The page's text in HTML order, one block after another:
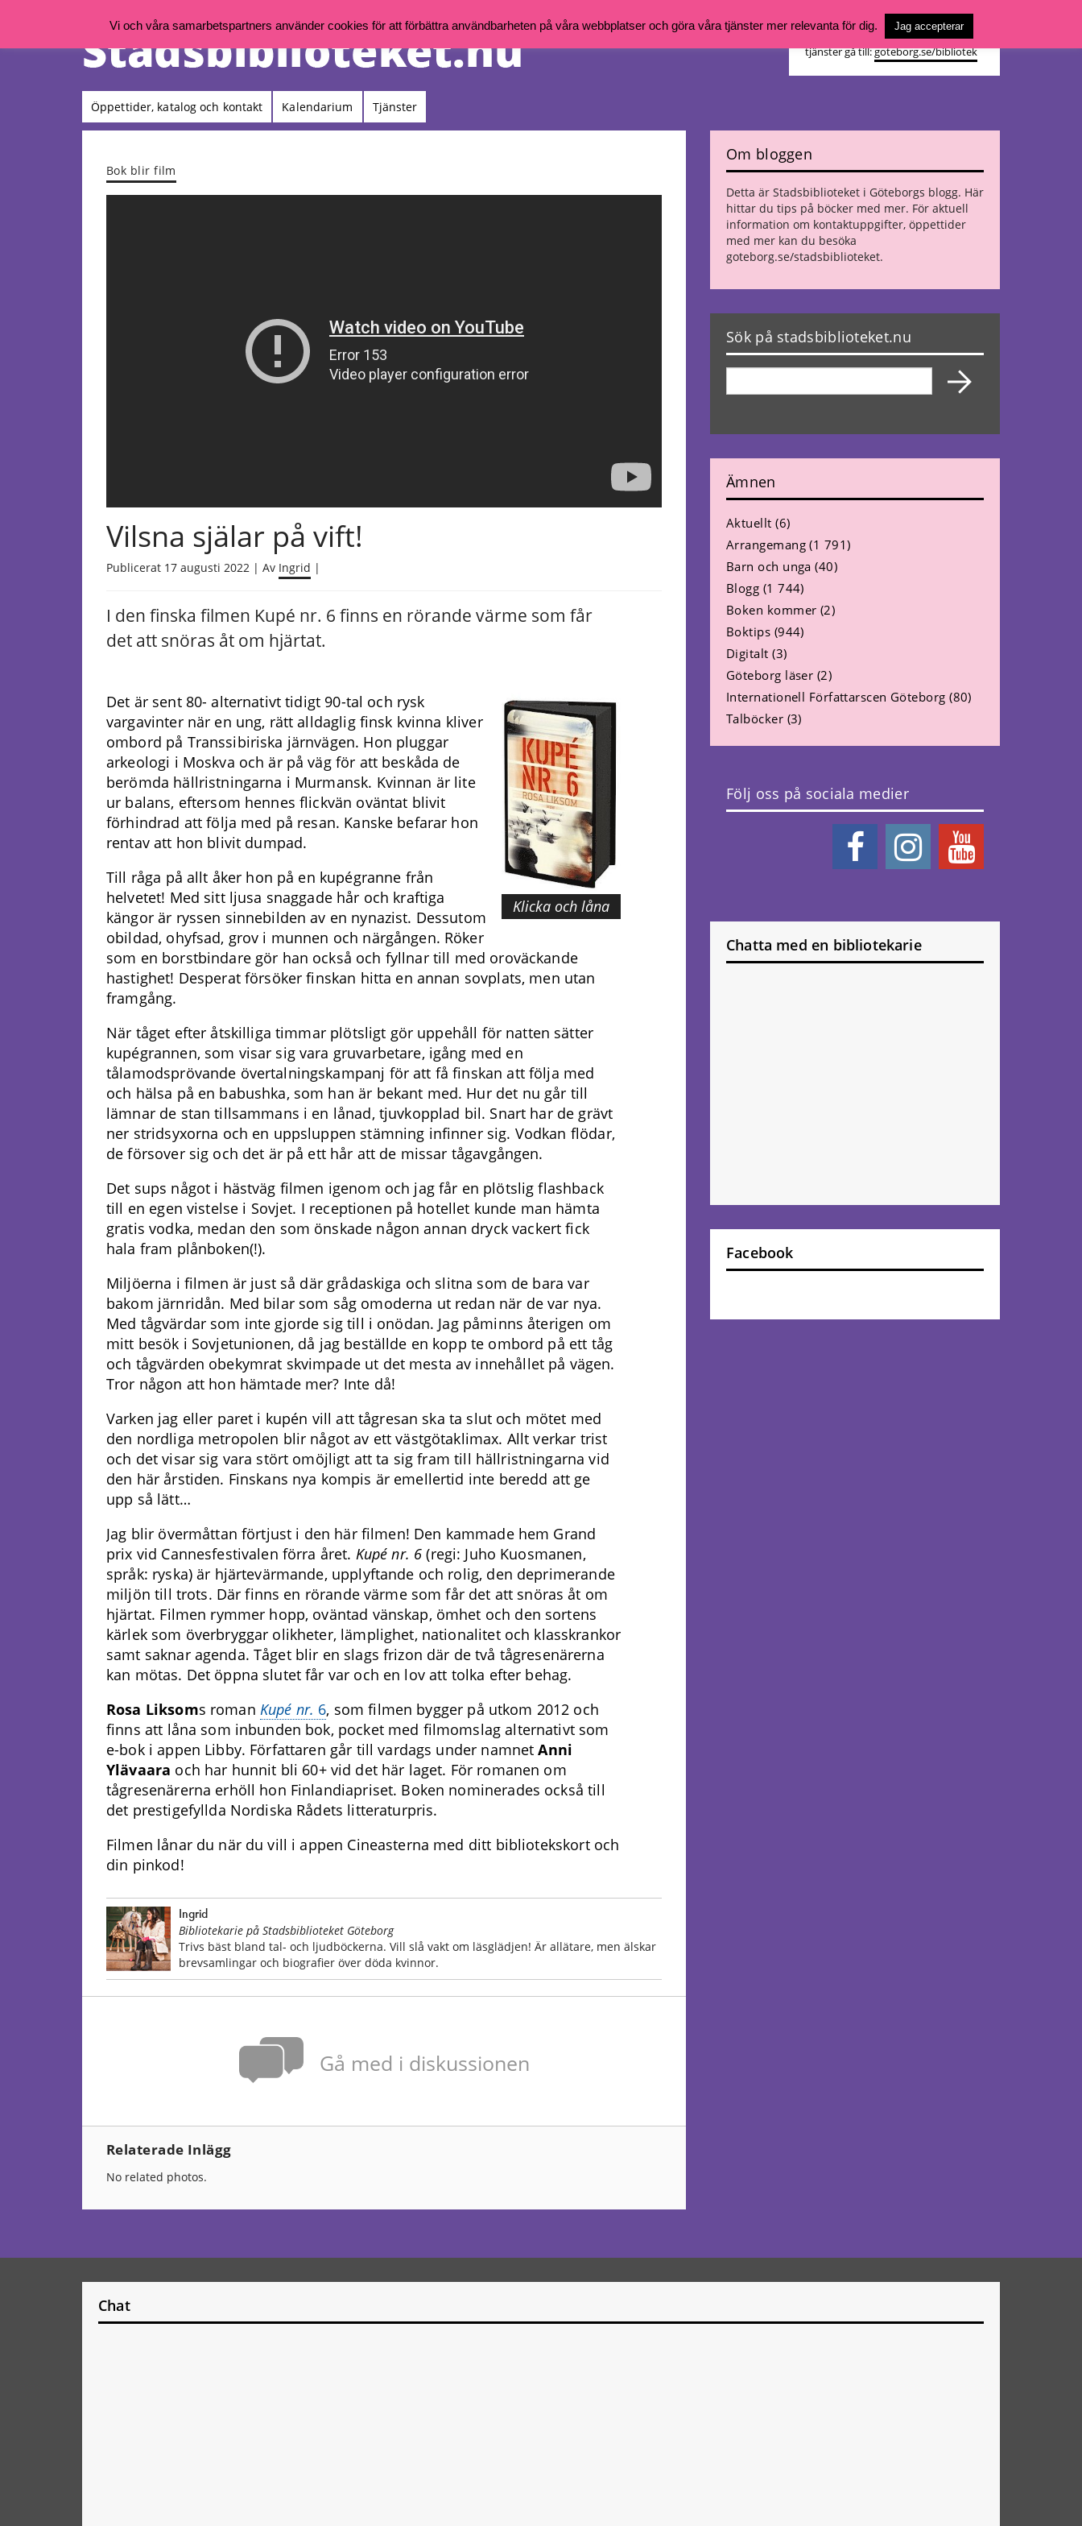
Öppettider, katalog och kontakt Kalendarium Tjänster
Vill du söka böcker, logga in på ditt
bibliotekskonto eller nå övriga
tjänster gå till:goteborg.se/bibliotek
Bok blir film
Vilsna själar på vift!
Publicerat 17 augusti 2022 | Av Ingrid |
I den finska filmen Kupé nr. 6 finns en rörande värme som får
det att snöras åt om hjärtat.
Klicka och låna
Det är sent 80- alternativt tidigt 90-tal och rysk
vargavinter när en ung, rätt alldaglig finsk kvinna kliver
ombord på Transsibiriska järnvägen. Hon pluggar
arkeologi i Moskva och är på väg för att beskåda de
berömda hällristningarna i Murmansk. Kvinnan är lite
ur balans, eftersom hennes flickvän oväntat blivit
förhindrad att följa med på resan. Kanske befarar hon
rentav att hon blivit dumpad.
Till råga på allt åker hon på en kupégranne från
helvetet! Med sitt ljusa snaggade hår och kraftiga
kängor är ryssen sinnebilden av en nynazist. Dessutom
obildad, ohyfsad, grov i munnen och närgången. Röker
som en borstbindare gör han också och fyllnar till med oroväckande
hastighet! Desperat försöker finskan hitta en annan sovplats, men utan
framgång.
När tåget efter åtskilliga timmar plötsligt gör uppehåll för natten sätter
kupégrannen, som visar sig vara gruvarbetare, igång med en
tålamodsprövande övertalningskampanj för att få finskan att följa med
och hälsa på en babushka, som han är bekant med. Hur det nu går till
lämnar de stan tillsammans i en lånad, tjuvkopplad bil. Snart har de grävt
ner stridsyxorna och en uppsluppen stämning infinner sig. Vodkan flödar,
de försover sig och det är på ett hår att de missar tågavgången.
Det sups något i hästväg filmen igenom och jag får en plötslig flashback
till en egen vistelse i Sovjet. I receptionen på hotellet kunde man hämta
gratis vodka, medan den som önskade någon annan dryck vackert fick
hala fram plånboken(!).
Miljöerna i filmen är just så där grådaskiga och slitna som de bara var
bakom järnridån. Med bilar som såg omoderna ut redan när de var nya.
Med tågvärdar som inte gjorde sig till i onödan. Jag påminns återigen om
mitt besök i Sovjetunionen, då jag beställde en kopp te ombord på ett tåg
och tågvärden obekymrat skvimpade ut det mesta av innehållet på vägen.
Tror någon att hon hämtade mer? Inte då!
Varken jag eller paret i kupén vill att tågresan ska ta slut och mötet med
den nordliga metropolen blir något av ett västgötaklimax. Allt verkar trist
och det visar sig vara stört omöjligt att ta sig fram till hällristningarna vid
den här årstiden. Finskans nya kompis är emellertid inte beredd att ge
upp så lätt…
Jag blir övermåttan förtjust i den här filmen! Den kammade hem Grand
prix vid Cannesfestivalen förra året. Kupé nr. 6 (regi: Juho Kuosmanen,
språk: ryska) är hjärtevärmande, upplyftande och rolig, den deprimerande
miljön till trots. Där finns en rörande värme som får det att snöras åt om
hjärtat. Filmen rymmer hopp, oväntad vänskap, ömhet och den sortens
kärlek som överbryggar olikheter, lämplighet, nationalitet och klasskrankor
samt saknar agenda. Tåget blir en slags frizon där de två tågresenärerna
kan mötas. Det öppna slutet får var och en lov att tolka efter behag.
Rosa Liksoms roman Kupé nr. 6, som filmen bygger på utkom 2012 och
finns att låna som inbunden bok, pocket med filmomslag alternativt som
e-bok i appen Libby. Författaren går till vardags under namnetAnni
Ylävaara och har hunnit bli 60+ vid det här laget. För romanen om
tågresenärerna erhöll hon Finlandiapriset. Boken nominerades också till
det prestigefyllda Nordiska Rådets litteraturpris.
Filmen lånar du när du vill i appen Cineasterna med ditt bibliotekskort och
din pinkod!
Ingrid
Bibliotekarie på Stadsbiblioteket Göteborg
Trivs bäst bland tal- och ljudböckerna. Vill slå vakt om läsglädjen! Är allätare, men älskar
brevsamlingar och biografier över döda kvinnor.
Gå med i diskussionen
Relaterade Inlägg
No related photos.
Om bloggen
Detta är Stadsbiblioteket i Göteborgs blogg. Här
hittar du tips på böcker med mer. För aktuell
information om kontaktuppgifter, öppettider
med mer kan du besöka
goteborg.se/stadsbiblioteket.
Sök på stadsbiblioteket.nu
Ämnen
Aktuellt (6)
Arrangemang(1 791)
Barn och unga (40)
Blogg (1 744)
Boken kommer (2)
Boktips (944)
Digitalt (3)
Göteborg läser (2)
Internationell Författarscen Göteborg (80)
Talböcker (3)
Följ oss på sociala medier
Chatta med en bibliotekarie
Facebook
Chat
Vi och våra samarbetspartners använder cookies för att förbättra användbarheten på våra webbplatser och göra våra tjänster mer relevanta för dig. Jag accepterar